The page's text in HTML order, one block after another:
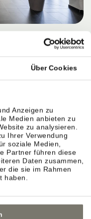
Über Cookies
Anzeigen zu
Medien anbieten zu
zu analysieren.
Ihrer Verwendung
soziale Medien,
Partner führen diese
Daten zusammen,
die sie im Rahmen
haben.